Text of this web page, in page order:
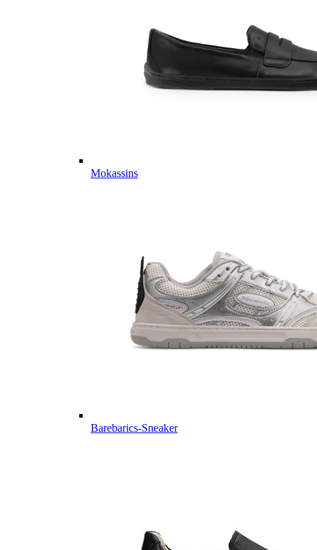
Mokassins
Barebarics-Sneaker